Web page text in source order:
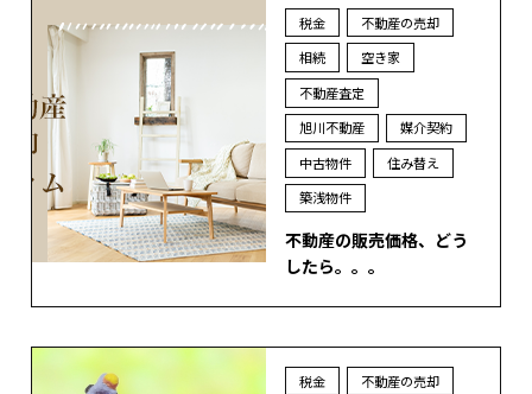
税金
不動産の売却
相続
空き家
不動産査定
旭川不動産
媒介契約
中古物件
住み替え
築浅物件
不動産の販売価格、どう
したら。。。
税金
不動産の売却